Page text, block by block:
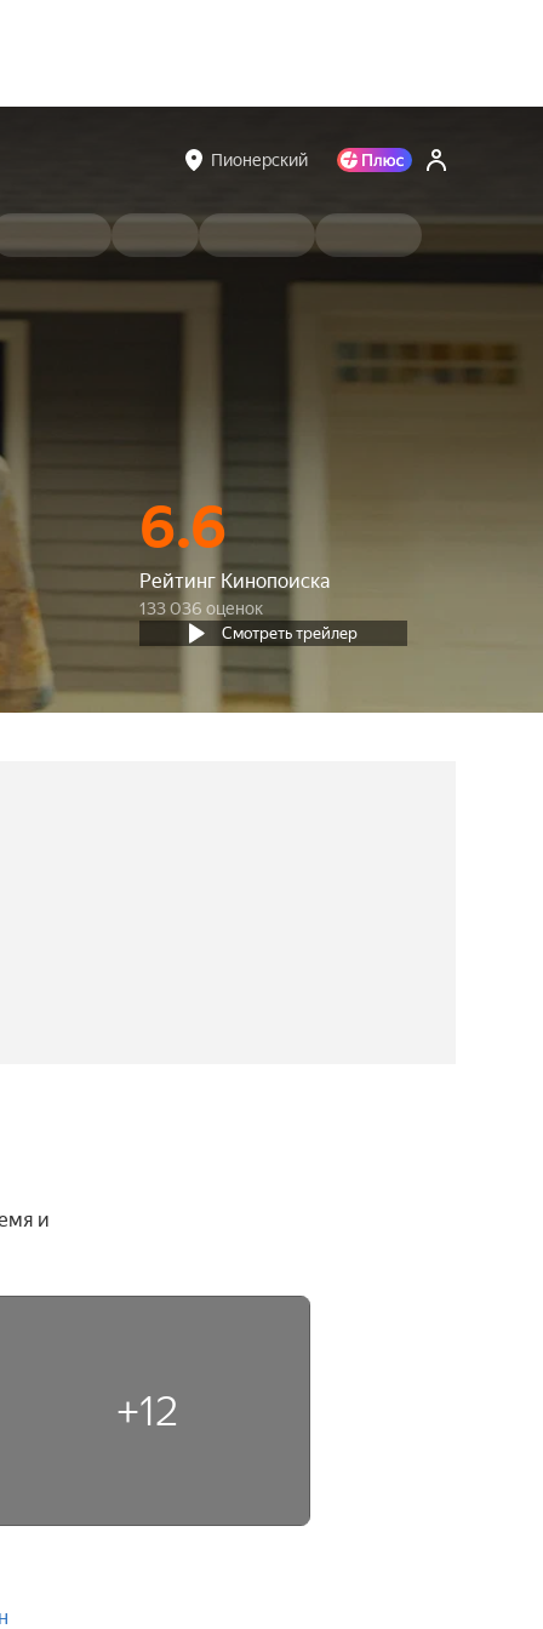
Пионерский
6.6
Рейтинг Кинопоиска
133 036 оценок
Смотреть трейлер
и
+12